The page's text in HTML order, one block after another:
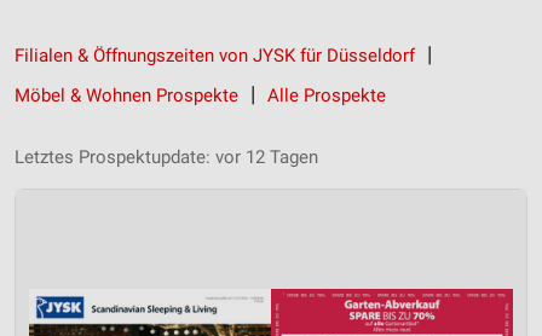
Filialen & Öffnungszeiten von JYSK für Düsseldorf
Möbel & Wohnen Prospekte
Alle Prospekte
Letztes Prospektupdate: vor 12 Tagen